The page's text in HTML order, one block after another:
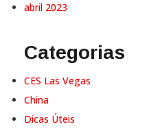
abril 2023
Categorias
CES Las Vegas
China
Dicas Úteis